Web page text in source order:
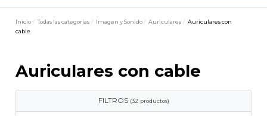
Inicio Todas las categorías Imagen y Sonido Auriculares
Auriculares con
cable
Auriculares con cable
FILTROS (32 productos)